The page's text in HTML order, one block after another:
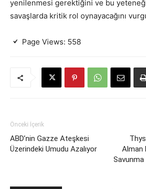
yenilenmesi gerektiğini ve bu
savaşlarda kritik rol oynayacağını
Page Views: 558
Önceki İçerik
ABD’nin Gazze Ateşkesi
Üzerindeki Umudu Azalıyor
Alman
Savunma